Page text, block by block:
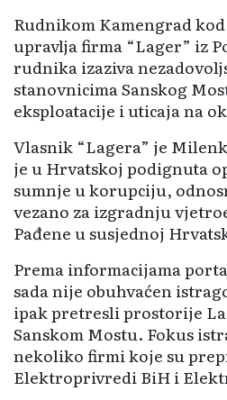
Rudnikom Kamengrad
upravlja firma “Lager” iz
rudnika izaziva
stanovnicima Sanskog
eksploatacije i uticaja na
Vlasnik “Lagera” je
je u Hrvatskoj podignuta
sumnje u korupciju,
vezano za izgradnju
Pađene u susjednoj
Prema informacijama
sada nije obuhvaćen
ipak pretresli prostorije
Sanskom Mostu. Fokus
nekoliko firmi koje su
Elektroprivredi BiH i